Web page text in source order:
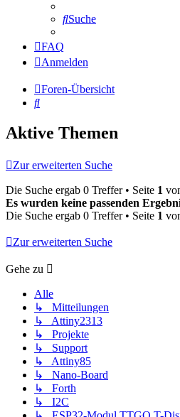
Suche
FAQ
Anmelden
Foren-Übersicht
Suche
Aktive Themen
Zur erweiterten Suche
Die Suche ergab 0 Treffer • Seite 1
Es wurden keine passenden
Die Suche ergab 0 Treffer • Seite 1
Zur erweiterten Suche
Gehe zu
Alle
↳ Mitteilungen
↳ Attiny2313
↳ Projekte
↳ Support
↳ Attiny85
↳ Nano-Board
↳ Forth
↳ I2C